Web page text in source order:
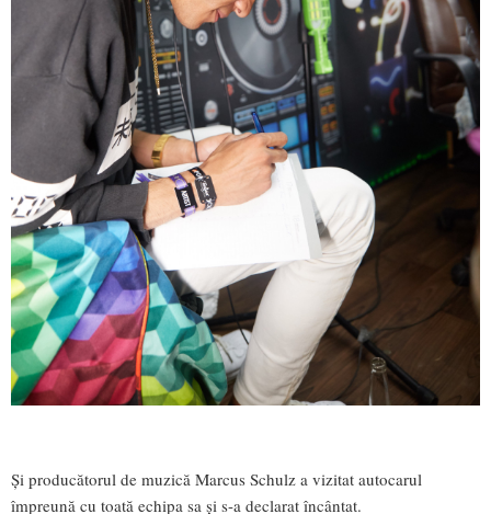
Și producătorul de muzică Marcus Schulz a vizitat autocarul
împreună cu toată echipa sa și s-a declarat încântat.